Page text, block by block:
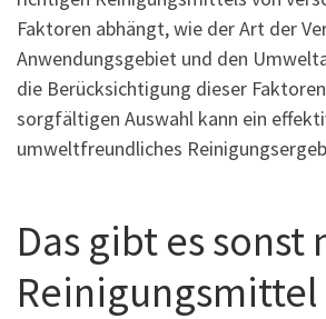
Faktoren abhängt, wie der Art der
Anwendungsgebiet und den
die Berücksichtigung dieser
sorgfältigen Auswahl kann ein
umweltfreundliches
Das gibt es sonst
Reinigungsmittel